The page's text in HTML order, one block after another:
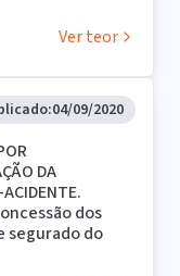
a redução da
habitual.
autos
a ocorrência de
proferida em
Ver teor
04/09/2020
DA
dos
segurado do